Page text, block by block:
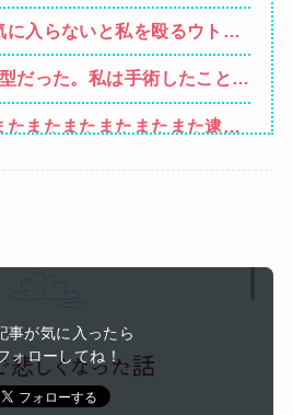
泣）「でもあなた、初めてじ
じゃどうしようもないか
てきた→すると・・・
に入らないと私を殴るウトと
に生活費をくれない夫…地獄
しようとしたら…夫にはとん
だった。私は手術したことあ
し…旦那(O型)の血液型を調
・・・
たまたまたまたまたまた逮捕
の河了貂、「あったけぇ壁」
」でしか抜けない体質にな
では”ヘロインと同じくらいヤ
事が気に入ったら
ォローしてね！